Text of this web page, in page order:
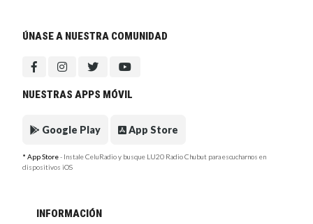
ÚNASE A NUESTRA COMUNIDAD
NUESTRAS APPS MÓVIL
Google Play App Store
* App Store- Instale CeluRadio y busque LU20 Radio Chubut para escucharnos en
dispositivos iOS
INFORMACIÓN